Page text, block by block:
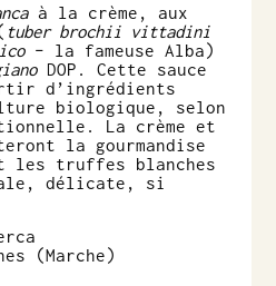
à la crème, aux
tuber brochii vittadini
– la fameuse Alba)
DOP. Cette sauce
d’ingrédients
biologique, selon
La crème et
la gourmandise
les truffes blanches
délicate, si
(Marche)